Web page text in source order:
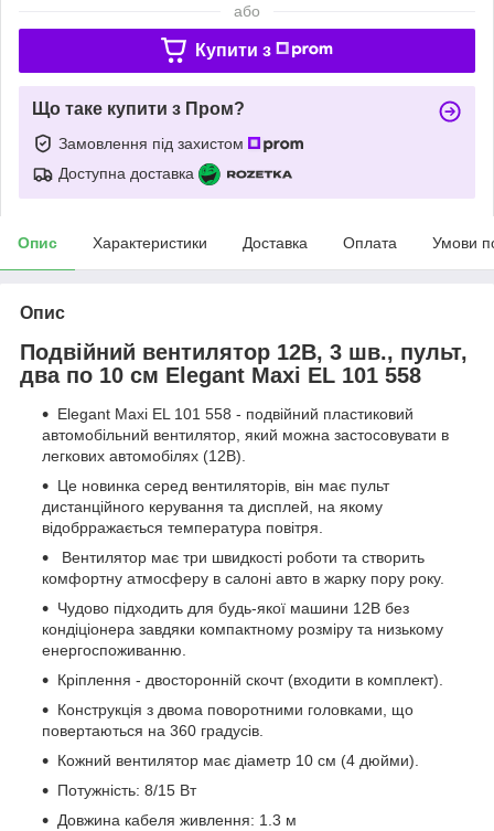
або
Купити з
Що таке купити з Пром?
Замовлення під захистом
Доступна доставка
Опис Характеристики Доставка Оплата Умови
Опис
Подвійний вентилятор 12В, 3 шв., пульт,
два по 10 см Elegant Maxi EL 101 558
Elegant Maxi EL 101 558 - подвійний пластиковий
автомобільний вентилятор, який можна застосовувати в
легкових автомобілях (12В).
Це новинка серед вентиляторів, він має пульт
дистанційного керування та дисплей, на якому
відобрражається температура повітря.
Вентилятор має три швидкості роботи та створить
комфортну атмосферу в салоні авто в жарку пору року.
Чудово підходить для будь-якої машини 12В без
кондіціонера завдяки компактному розміру та низькому
енергоспоживанню.
Кріплення - двосторонній скочт (входити в комплект).
Конструкція з двома поворотними головками, що
повертаються на 360 градусів.
Кожний вентилятор має діаметр 10 см (4 дюйми).
Потужність: 8/15 Вт
Довжина кабеля живлення: 1.3 м